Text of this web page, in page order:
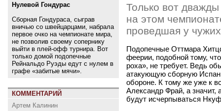
Только вот
на этом
проведшая у
Подопечные Оттмара
феерии, подобной тому,
роха», не требует. Ведь
атакующую сборную
обороне. К тому же уже к
Александр Фрай, а
будут исчерпываться
Нулевой Гондурас
Сборная Гондураса, сыграв
вничью со швейцарцами, набрала
первое очко на чемпионате мира,
не позволив своему сопернику
выйти в плей-офф турнира. Вот
только домой подопечные
Рейнальдо Руэды едут с нулем в
графе «забитые мячи».
КОММЕНТАРИЙ
Артем Калинин